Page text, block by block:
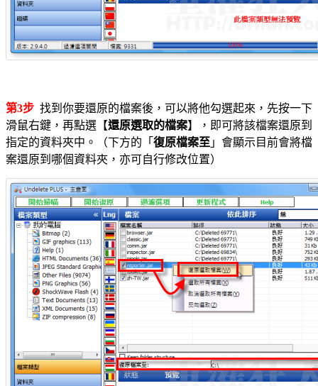
第3步 找到你要還原的檔案後，可以將他勾選起來，先按一下
滑鼠右鍵，再點選【還原選取的檔案】，即可將該檔案還原到
指定的資料夾中。（下方的「 復原檔案至 」會顯示目前會將檔
案還原到哪個資料夾，亦可自行修改位置）